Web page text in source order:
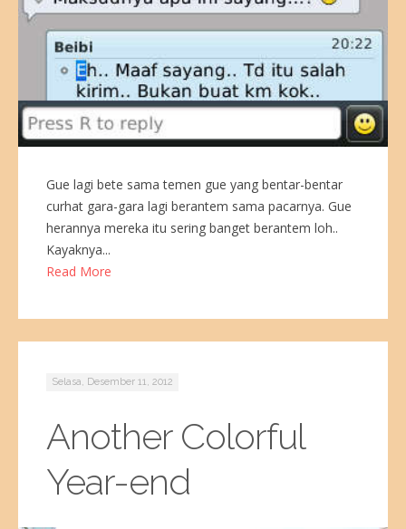
Gue lagi bete sama temen gue yang bentar-bentar
curhat gara-gara lagi berantem sama pacarnya. Gue
herannya mereka itu sering banget berantem loh..
Kayaknya...
Read More
Selasa, Desember 11, 2012
Another Colorful
Year-end